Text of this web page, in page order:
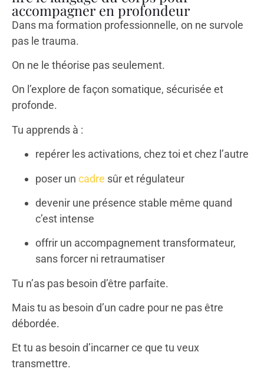
accompagner en profondeur
Dans ma formation professionnelle, on ne survole
pas le trauma.
On ne le théorise pas seulement.
On l’explore de façon somatique, sécurisée et
profonde.
Tu apprends à :
repérer les activations, chez toi et chez l’autre
poser un cadre sûr et régulateur
devenir une présence stable même quand
c’est intense
offrir un accompagnement transformateur,
sans forcer ni retraumatiser
Tu n’as pas besoin d’être parfaite.
Mais tu as besoin d’un cadre pour ne pas être
débordée.
Et tu as besoin d’incarner ce que tu veux
transmettre.